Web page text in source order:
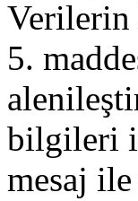
Verilerin
5.
bilgileri
mesaj